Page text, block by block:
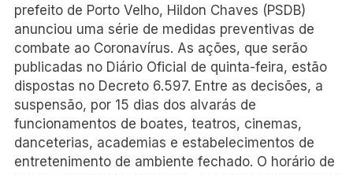
prefeito de Porto Velho, Hildon Chaves (PSDB)
anunciou uma série de medidas preventivas de
combate ao Coronavírus. As ações, que serão
publicadas no Diário Oficial de quinta-feira, estão
dispostas no Decreto 6.597. Entre as decisões, a
suspensão, por 15 dias dos alvarás de
funcionamentos de boates, teatros, cinemas,
danceterias, academias e estabelecimentos de
entretenimento de ambiente fechado. O horário de